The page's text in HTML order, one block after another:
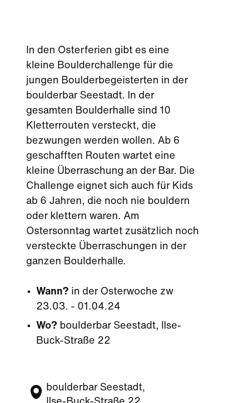
boulderbar Seestadt,
In den Osterferien gibt es eine
kleine Boulderchallenge für die
jungen Boulderbegeisterten in der
boulderbar Seestadt. In der
gesamten Boulderhalle sind 10
Kletterrouten versteckt, die
bezwungen werden wollen. Ab 6
geschafften Routen wartet eine
kleine Überraschung an der Bar. Die
Challenge eignet sich auch für Kids
ab 6 Jahren, die noch nie bouldern
oder klettern waren. Am
Ostersonntag wartet zusätzlich noch
versteckte Überraschungen in der
ganzen Boulderhalle.
Wann? in der Osterwoche zw
23.03. - 01.04.24
Wo? boulderbar Seestadt, Ilse-
Buck-Straße 22